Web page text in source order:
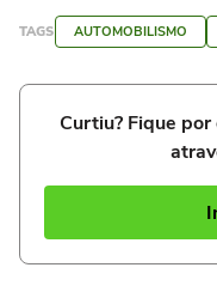
TAGS AUTOMOBILISMO
Curtiu? Fique